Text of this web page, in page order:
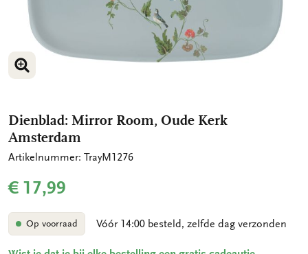
VERGROOT AFBEELDING
Dienblad: Mirror Room, Oude Kerk
Amsterdam
Artikelnummer: TrayM1276
€ 17,99
Op voorraad Vóór 14:00 besteld, zelfde dag verzonden